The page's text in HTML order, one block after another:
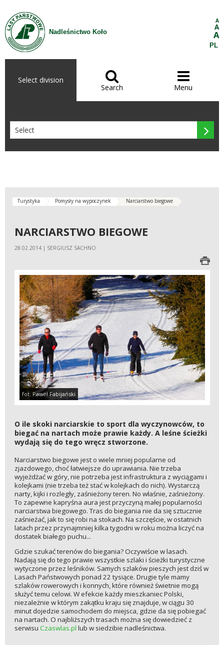
Skip to Content
Nadleśnictwo Koło
A
A
A
PL
Select division 
Search

Menu

Turystyka Pomysły na wypoczynek Narciarstwo biegowe
NARCIARSTWO BIEGOWE
28.02.2014 | SERGIUSZ SACHNO
fot. Paweł Fabijański
O ile skoki narciarskie to sport dla wyczynowców, to
biegać na nartach może prawie każdy. A leśne ścieżki
wydają się do tego wręcz stworzone.
Narciarstwo biegowe jest o wiele mniej popularne od
zjazdowego, choć łatwiejsze do uprawiania. Nie trzeba
wyjeżdżać w góry, nie potrzeba jest infrastruktura z wyciągami i
kolejkami (nie trzeba też stać w kolejkach do nich). Wystarczą
narty, kijki i rozległy, zaśnieżony teren. No właśnie, zaśnieżony.
To zapewne kapryśna aura jest przyczyną małej popularności
narciarstwa biegowego. Tras do biegania nie da się sztucznie
zaśnieżać, jak to się robi na stokach. Na szczęście, w ostatnich
latach przez przynajmniej kilka tygodni w roku można liczyć na
dostatek białego puchu...
Gdzie szukać terenów do biegania? Oczywiście w lasach.
Nadają się do tego prawie wszystkie szlaki i ścieżki turystyczne
wytyczone przez leśników. Samych szlaków pieszych jest dziś w
Lasach Państwowych ponad 22 tysiące. Drugie tyle mamy
szlaków rowerowych i konnych, które również świetnie mogą
służyć temu celowi. W efekcie każdy mieszkaniec Polski,
niezależnie w którym zakątku kraju się znajduje, w ciągu 30
minut dojedzie samochodem do miejsca, gdzie da się pobiegać
na nartach. O najbliższych trasach można się dowiedzieć z
serwisu Czaswlas.pl lub w siedzibie nadleśnictwa.